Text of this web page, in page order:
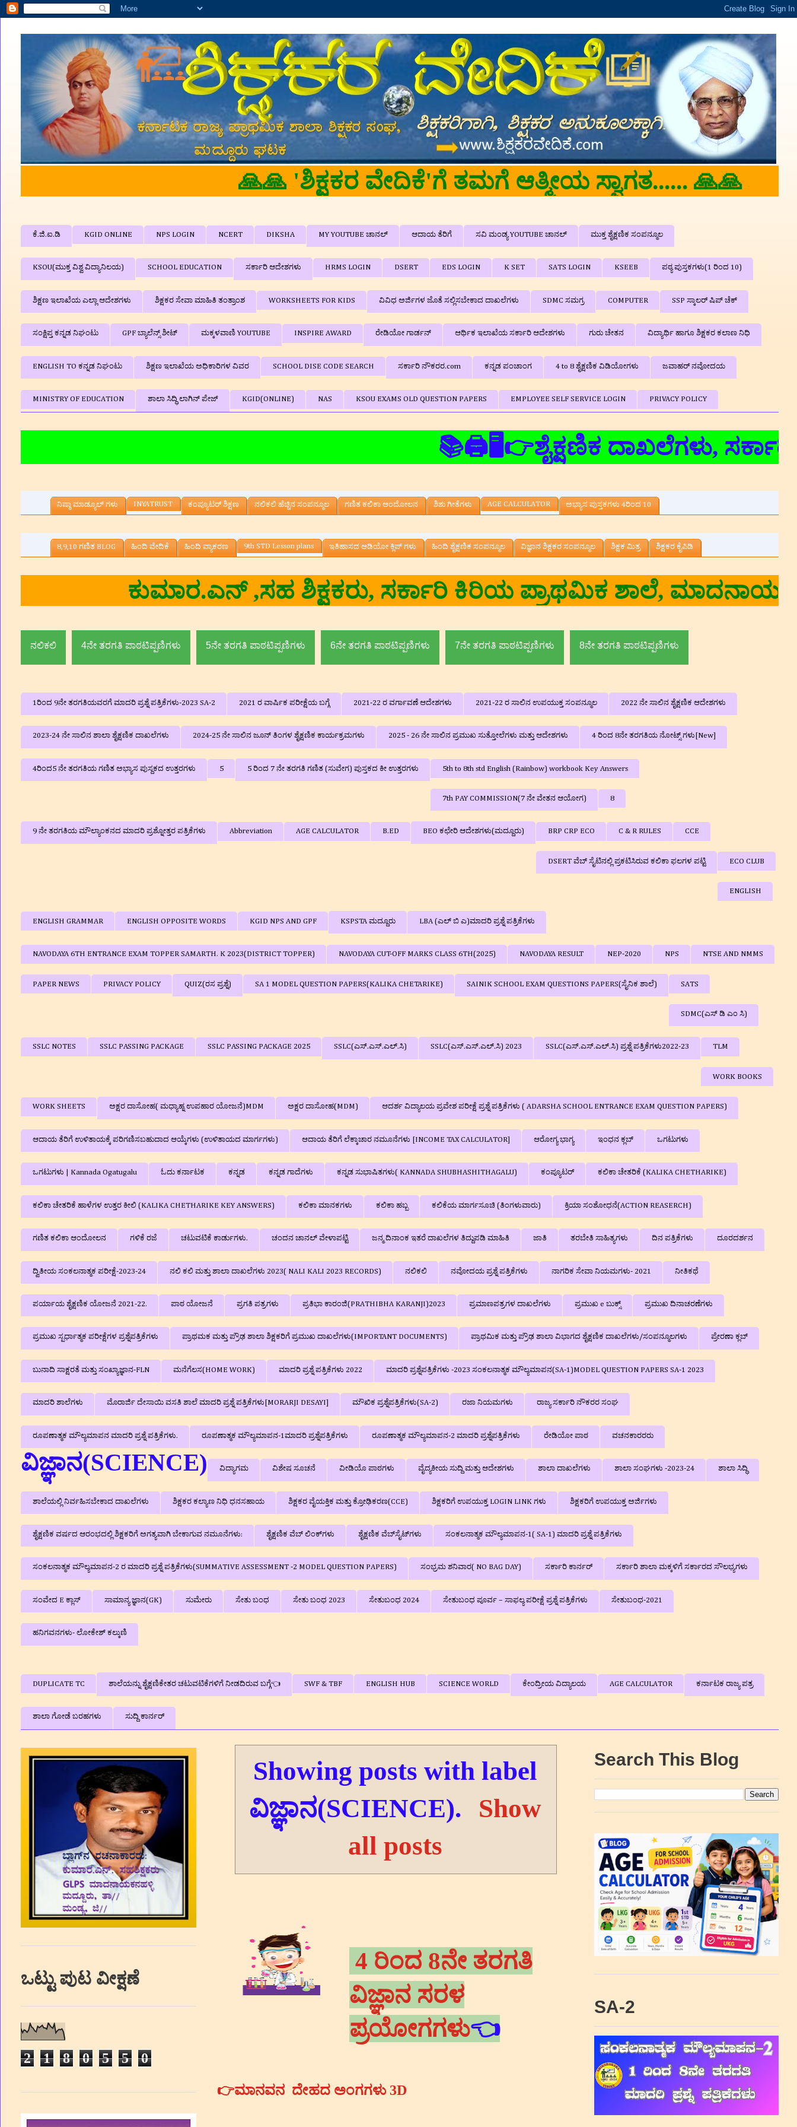
🙏🙏 'ಶಿಕ್ಷಕರ ವೇದಿಕೆ'ಗೆ ತಮಗೆ
ಕೆ.ಜಿ.ಐ.ಡಿ KGID ONLINE NPS LOGIN NCERT DIKSHA MY YOUTUBE ಚಾನಲ್ ಆದಾಯ ತೆರಿಗೆ ಸವಿ ಮಂಡ್ಯ YOUTUBE ಚಾನಲ್ ಮುಕ್ತ ಶೈಕ್ಷಣಿಕ ಸಂಪನ್ಮೂಲ
KSOU(ಮುಕ್ತ ವಿಶ್ವ ವಿದ್ಯಾನಿಲಯ) SCHOOL EDUCATION ಸರ್ಕಾರಿ ಆದೇಶಗಳು HRMS LOGIN DSERT EDS LOGIN K SET SATS LOGIN KSEEB ಪಠ್ಯ ಪುಸ್ತಕಗಳು(1 ರಿಂದ 10)
ಶಿಕ್ಷಣ ಇಲಾಖೆಯ ಎಲ್ಲಾ ಆದೇಶಗಳು ಶಿಕ್ಷಕರ ಸೇವಾ ಮಾಹಿತಿ ತಂತ್ರಾಂಶ WORKSHEETS FOR KIDS ವಿವಿಧ ಅರ್ಜಿಗಳ ಜೊತೆ ಸಲ್ಲಿಸಬೇಕಾದ ದಾಖಲೆಗಳು SDMC ಸಮಗ್ರ COMPUTER SSP ಸ್ಕಾಲರ್ ಷಿಪ್‌ ಚೆಕ್
ಸಂಕ್ಷಿಪ್ತ ಕನ್ನಡ ನಿಘಂಟು GPF ಬ್ಯಾಲೆನ್ಸ್‌ ಶೀಟ್ ಮಕ್ಕಳವಾಣಿ YOUTUBE INSPIRE AWARD ರೇಡಿಯೋ ಗಾರ್ಡನ್ ಆರ್ಥಿಕ ಇಲಾಖೆಯ ಸರ್ಕಾರಿ ಆದೇಶಗಳು ಗುರು ಚೇತನ ವಿದ್ಯಾರ್ಥಿ ಹಾಗೂ ಶಿಕ್ಷಕರ ಕಲಾಣ ನಿಧಿ
ENGLISH TO ಕನ್ನಡ ನಿಘಂಟು ಶಿಕ್ಷಣ ಇಲಾಖೆಯ ಅಧಿಕಾರಿಗಳ ವಿವರ SCHOOL DISE CODE SEARCH ಸರ್ಕಾರಿ ನೌಕರರ.com ಕನ್ನಡ ಪಂಚಾಂಗ 4 to 8 ಶೈಕ್ಷಣಿಕ ವಿಡಿಯೋಗಳು ಜವಾಹರ್ ನವೋದಯ
MINISTRY OF EDUCATION ಶಾಲಾ ಸಿದ್ಧಿ ಲಾಗಿನ್‌ ಪೇಜ್ KGID(ONLINE) NAS KSOU EXAMS OLD QUESTION PAPERS EMPLOYEE SELF SERVICE LOGIN PRIVACY POLICY
📚🖨🖥👉ಶೈಕ್ಷಣಿಕ ದಾಖಲೆಗಳು, ಸರ್ಕಾರಿ
ನಿಷ್ಠಾ ಮಾಡ್ಯೂಲ್ ಗಳು INYATRUST ಕಂಪ್ಯೂಟರ್‌ ಶಿಕ್ಷಣ ನಲಿಕಲಿ ಹೆಚ್ಚಿನ ಸಂಪನ್ಮೂಲ ಗಣಿತ ಕಲಿಕಾ ಆಂದೋಲನ ಶಿಶು ಗೀತೆಗಳು AGE CALCULATOR ಅಭ್ಯಾಸ ಪುಸ್ತಕಗಳು 4ರಿಂದ 10
8,9,10 ಗಣಿತ BLOG ಹಿಂದಿ ವೇದಿಕೆ ಹಿಂದಿ ವ್ಯಾಕರಣ 9th STD Lesson plans ಇತಿಹಾಸದ ಆಡಿಯೋ ಕ್ಲಿಪ್ ಗಳು ಹಿಂದಿ ಶೈಕ್ಷಣಿಕ ಸಂಪನ್ಮೂಲ ವಿಜ್ಞಾನ ಶಿಕ್ಷಕರ ಸಂಪನ್ಮೂಲ ಶಿಕ್ಷಕ ಮಿತ್ರ ಶಿಕ್ಷಕರ ಕೈಪಿಡಿ
ಕುಮಾರ.ಎನ್‌ ,ಸಹ ಶಿಕ್ಷಕರು, ಸರ್ಕಾರಿ ಕಿರಿಯ
ನಲಿಕಲಿ 4ನೇ ತರಗತಿ ಪಾಠಟಿಪ್ಪಣಿಗಳು 5ನೇ ತರಗತಿ ಪಾಠಟಿಪ್ಪಣಿಗಳು 6ನೇ ತರಗತಿ ಪಾಠಟಿಪ್ಪಣಿಗಳು 7ನೇ ತರಗತಿ ಪಾಠಟಿಪ್ಪಣಿಗಳು 8ನೇ ತರಗತಿ ಪಾಠಟಿಪ್ಪಣಿಗಳು
1ರಿಂದ 9ನೇ ತರಗತಿಯವರಗೆ ಮಾದರಿ ಪ್ರಶ್ನೆ ಪತ್ರಿಕೆಗಳು-2023 SA-2 2021 ರ ವಾರ್ಷಿಕ ಪರೀಕ್ಷೆಯ ಬಗ್ಗೆ 2021-22 ರ ವರ್ಗಾವಣೆ ಆದೇಶಗಳು 2021-22 ರ ಸಾಲಿನ ಉಪಯುಕ್ತ ಸಂಪನ್ಮೂಲ 2022 ನೇ ಸಾಲಿನ ಶೈಕ್ಷಣಿಕ ಆದೇಶಗಳು
2023-24 ನೇ ಸಾಲಿನ ಶಾಲಾ ಶೈಕ್ಷಣಿಕ ದಾಖಲೆಗಳು 2024-25 ನೇ ಸಾಲಿನ ಜೂನ್‌ ತಿಂಗಳ ಶೈಕ್ಷಣಿಕ ಕಾರ್ಯಕ್ರಮಗಳು 2025 - 26 ನೇ ಸಾಲಿನ ಪ್ರಮುಖ ಸುತ್ತೋಲೆಗಳು ಮತ್ತು ಆದೇಶಗಳು 4 ರಿಂದ 8ನೇ ತರಗತಿಯ ನೋಟ್ಸ್ ಗಳು[New]
4ರಿಂದ5 ನೇ ತರಗತಿಯ ಗಣಿತ ಅಭ್ಯಾಸ ಪುಸ್ದಕದ ಉತ್ತರಗಳು 5 5 ರಿಂದ 7 ನೇ ತರಗತಿ ಗಣಿತ (ಸುವೇಗ) ಪುಸ್ತಕದ ಕೀ ಉತ್ತರಗಳು 5th to 8th std English (Rainbow) workbook Key Answers
7th PAY COMMISSION(7 ನೇ ವೇತನ ಆಯೋಗ) 8
9 ನೇ ತರಗತಿಯ ಮೌಲ್ಯಾಂಕನದ ಮಾದರಿ ಪ್ರಶ್ನೋತ್ತರ ಪತ್ರಿಕೆಗಳು Abbreviation AGE CALCULATOR B.ED BEO ಕಛೇರಿ ಆದೇಶಗಳು(ಮದ್ದೂರು) BRP CRP ECO C & R RULES CCE
DSERT ವೆಬ್ ಸೈಟಿನಲ್ಲಿ ಪ್ರಕಟಿಸಿರುವ ಕಲಿಕಾ ಫಲಗಳ ಪಟ್ಟಿ ECO CLUB
ENGLISH
ENGLISH GRAMMAR ENGLISH OPPOSITE WORDS KGID NPS AND GPF KSPSTA ಮದ್ದೂರು LBA (ಎಲ್ ಬಿ ಎ)ಮಾದರಿ ಪ್ರಶ್ನೆ ಪತ್ರಿಕೆಗಳು
NAVODAYA 6TH ENTRANCE EXAM TOPPER SAMARTH. K 2023(DISTRICT TOPPER) NAVODAYA CUT-OFF MARKS CLASS 6TH(2025) NAVODAYA RESULT NEP-2020 NPS NTSE AND NMMS
PAPER NEWS PRIVACY POLICY QUIZ(ರಸ ಪ್ರಶ್ನೆ) SA 1 MODEL QUESTION PAPERS(KALIKA CHETARIKE) SAINIK SCHOOL EXAM QUESTIONS PAPERS(ಸೈನಿಕ ಶಾಲೆ) SATS
SDMC(ಎಸ್ ಡಿ ಎಂ ಸಿ)
SSLC NOTES SSLC PASSING PACKAGE SSLC PASSING PACKAGE 2025 SSLC(ಎಸ್.ಎಸ್.ಎಲ್.ಸಿ) SSLC(ಎಸ್.ಎಸ್.ಎಲ್.ಸಿ) 2023 SSLC(ಎಸ್.ಎಸ್.ಎಲ್.ಸಿ) ಪ್ರಶ್ನೆ ಪತ್ರಿಕೆಗಳು2022-23 TLM
WORK BOOKS
WORK SHEETS ಅಕ್ಷರ ದಾಸೋಹ( ಮಧ್ಯಾಹ್ನ ಉಪಹಾರ ಯೋಜನೆ)MDM ಅಕ್ಷರ ದಾಸೋಹ(MDM) ಆದರ್ಶ ವಿದ್ಯಾಲಯ ಪ್ರವೇಶ ಪರೀಕ್ಷೆ ಪ್ರಶ್ನೆ ಪತ್ರಿಕೆಗಳು ( ADARSHA SCHOOL ENTRANCE EXAM QUESTION PAPERS)
ಆದಾಯ ತೆರಿಗೆ ಉಳಿತಾಯಕ್ಕೆ ಪರಿಗಣಿಸಬಹುದಾದ ಆಯ್ಕೆಗಳು (ಉಳಿತಾಯದ ಮಾರ್ಗಗಳು) ಆದಾಯ ತೆರಿಗೆ ಲೆಕ್ಕಾಚಾರ ನಮೂನೆಗಳು [INCOME TAX CALCULATOR] ಆರೋಗ್ಯ ಭಾಗ್ಯ ಇಂಧನ ಕ್ಲಬ್‌ ಒಗಟುಗಳು
ಒಗಟುಗಳು | Kannada Ogatugalu ಓದು ಕರ್ನಾಟಕ ಕನ್ನಡ ಕನ್ನಡ ಗಾದೆಗಳು ಕನ್ನಡ ಸುಭಾಷಿತಗಳು( KANNADA SHUBHASHITHAGALU) ಕಂಪ್ಯೂಟರ್ ಕಲಿಕಾ ಚೇತರಿಕೆ (KALIKA CHETHARIKE)
ಕಲಿಕಾ ಚೇತರಿಕೆ ಹಾಳೆಗಳ ಉತ್ತರ ಕೀಲಿ (KALIKA CHETHARIKE KEY ANSWERS) ಕಲಿಕಾ ಮಾನಕಗಳು ಕಲಿಕಾ ಹಬ್ಬ ಕಲಿಕೆಯ ಮಾರ್ಗಸೂಚಿ (ತಿಂಗಳುವಾರು) ಕ್ರಿಯಾ ಸಂಶೋಧನೆ(ACTION REASERCH)
ಗಣಿತ ಕಲಿಕಾ ಆಂದೋಲನ ಗಳಿಕೆ ರಜೆ ಚಟುವಟಿಕೆ ಕಾರ್ಡುಗಳು. ಚಂದನ ಚಾನಲ್‌ ವೇಳಾಪಟ್ಟಿ ಜನ್ಮ ದಿನಾಂಕ ಇತರೆ ದಾಖಲೆಗಳ ತಿದ್ದುಪಡಿ ಮಾಹಿತಿ ಜಾತಿ ತರಬೇತಿ ಸಾಹಿತ್ಯಗಳು ದಿನ ಪತ್ರಿಕೆಗಳು ದೂರದರ್ಶನ
ದ್ವಿತೀಯ ಸಂಕಲನಾತ್ಮಕ ಪರೀಕ್ಷೆ-2023-24 ನಲಿ ಕಲಿ ಮತ್ತು ಶಾಲಾ ದಾಖಲೆಗಳು 2023( NALI KALI 2023 RECORDS) ನಲಿಕಲಿ ನವೋದಯ ಪ್ರಶ್ನೆ ಪತ್ರಿಕೆಗಳು ನಾಗರಿಕ ಸೇವಾ ನಿಯಮಗಳು- 2021 ನೀತಿಕಥೆ
ಪರ್ಯಾಯ ಶೈಕ್ಷಣಿಕ ಯೋಜನೆ 2021-22. ಪಾಠ ಯೋಜನೆ ಪ್ರಗತಿ ಪತ್ರಗಳು ಪ್ರತಿಭಾ ಕಾರಂಜಿ(PRATHIBHA KARANJI)2023 ಪ್ರಮಾಣಪತ್ರಗಳ ದಾಖಲೆಗಳು ಪ್ರಮುಖ e ಬುಕ್ಸ್ ಪ್ರಮುಖ ದಿನಾಚರಣೆಗಳು
ಪ್ರಮುಖ ಸ್ಪರ್ಧಾತ್ಮಕ ಪರೀಕ್ಷೆಗಳ ಪ್ರಶ್ನೆಪತ್ರಿಕೆಗಳು ಪ್ರಾಥಮಕ ಮತ್ತು ಪ್ರೌಢ ಶಾಲಾ ಶಿಕ್ಷಕರಿಗೆ ಪ್ರಮುಖ ದಾಖಲೆಗಳು(IMPORTANT DOCUMENTS) ಪ್ರಾಥಮಿಕ ಮತ್ತು ಪ್ರೌಢ ಶಾಲಾ ವಿಭಾಗದ ಶೈಕ್ಷಣಿಕ ದಾಖಲೆಗಳು/ಸಂಪನ್ಮೂಲಗಳು ಪ್ರೇರಣಾ ಕ್ಲಬ್
ಬುನಾದಿ ಸಾಕ್ಷರತೆ ಮತ್ತು ಸಂಖ್ಯಾಜ್ಞಾನ-FLN ಮನೆಗೆಲಸ(HOME WORK) ಮಾದರಿ ಪ್ರಶ್ನೆ ಪತ್ರಿಕೆಗಳು 2022 ಮಾದರಿ ಪ್ರಶ್ನೆಪತ್ರಿಕೆಗಳು -2023 ಸಂಕಲನಾತ್ಮಕ ಮೌಲ್ಯಮಾಪನ(SA-1)MODEL QUESTION PAPERS SA-1 2023
ಮಾದರಿ ಶಾಲೆಗಳು ಮೊರಾರ್ಜಿ ದೇಸಾಯಿ ವಸತಿ ಶಾಲೆ ಮಾದರಿ ಪ್ರಶ್ನೆ ಪತ್ರಿಕೆಗಳು[MORARJI DESAYI] ಮೌಖಿಕ ಪ್ರಶ್ನೆಪತ್ರಿಕೆಗಳು(SA-2) ರಜಾ ನಿಯಮಗಳು ರಾಜ್ಯ ಸರ್ಕಾರಿ ನೌಕರರ ಸಂಘ
ರೂಪಣಾತ್ಮಕ ಮೌಲ್ಯಮಾಪನ ಮಾದರಿ ಪ್ರಶ್ನೆ ಪತ್ರಿಕೆಗಳು. ರೂಪಣಾತ್ಮಕ ಮೌಲ್ಯಮಾಪನ-1ಮಾದರಿ ಪ್ರಶ್ನೆಪತ್ರಿಕೆಗಳು ರೂಪಣಾತ್ಮಕ ಮೌಲ್ಯಮಾಪನ-2 ಮಾದರಿ ಪ್ರಶ್ನೆಪತ್ರಿಕೆಗಳು ರೇಡಿಯೋ ಪಾಠ ವಚನಕಾರರರು
ವಿಜ್ಞಾನ(SCIENCE) ವಿದ್ಯಾಗಮ ವಿಶೇಷ ಸೂಚನೆ ವೀಡಿಯೊ ಪಾಠಗಳು ವೈದ್ಯಕೀಯ ಸುದ್ದಿ ಮತ್ತು ಆದೇಶಗಳು ಶಾಲಾ ದಾಖಲೆಗಳು ಶಾಲಾ ಸಂಘಗಳು -2023-24 ಶಾಲಾ ಸಿದ್ಧಿ
ಶಾಲೆಯಲ್ಲಿ ನಿರ್ವಹಿಸಬೇಕಾದ ದಾಖಲೆಗಳು ಶಿಕ್ಷಕರ ಕಲ್ಯಾಣ ನಿಧಿ ಧನಸಹಾಯ ಶಿಕ್ಷಕರ ವೈಯಕ್ತಿಕ ಮತ್ತು ಕ್ರೋಢಿಕರಣ(CCE) ಶಿಕ್ಷಕರಿಗೆ ಉಪಯುಕ್ತ LOGIN LINK ಗಳು ಶಿಕ್ಷಕರಿಗೆ ಉಪಯುಕ್ತ ಅರ್ಜಿಗಳು
ಶೈಕ್ಷಣಿಕ ವರ್ಷದ ಆರಂಭದಲ್ಲಿ ಶಿಕ್ಷಕರಿಗೆ ಅಗತ್ಯವಾಗಿ ಬೇಕಾಗುವ ನಮೂನೆಗಳು: ಶೈಕ್ಷಣಿಕ ವೆಬ್‌ ಲಿಂಕ್‌ಗಳು ಶೈಕ್ಷಣಿಕ ವೆಬ್‌ಸೈಟ್‌ಗಳು ಸಂಕಲನಾತ್ಮಕ ಮೌಲ್ಯಮಾಪನ-1( SA-1) ಮಾದರಿ ಪ್ರಶ್ನೆ ಪತ್ರಿಕೆಗಳು
ಸಂಕಲನಾತ್ಮಕ ಮೌಲ್ಯಮಾಪನ-2 ರ ಮಾದರಿ ಪ್ರಶ್ನೆ ಪತ್ರಿಕೆಗಳು(SUMMATIVE ASSESSMENT -2 MODEL QUESTION PAPERS) ಸಂಭ್ರಮ ಶನಿವಾರ( NO BAG DAY) ಸರ್ಕಾರಿ ಕಾರ್ನರ್ ಸರ್ಕಾರಿ ಶಾಲಾ ಮಕ್ಕಳಿಗೆ ಸರ್ಕಾರದ ಸೌಲಭ್ಯಗಳು
ಸಂವೇದ E ಕ್ಲಾಸ್ ಸಾಮಾನ್ಯ ಜ್ಞಾನ(GK) ಸುಮೇರು ಸೇತು ಬಂಧ ಸೇತು ಬಂಧ 2023 ಸೇತುಬಂಧ 2024 ಸೇತುಬಂಧ ಪೂರ್ವ – ಸಾಫಲ್ಯ ಪರೀಕ್ಷೆ ಪ್ರಶ್ನೆ ಪತ್ರಿಕೆಗಳು ಸೇತುಬಂಧ-2021
ಹನಿಗವನಗಳು- ಲೋಕೇಶ್ ಕಲ್ಕುಣಿ
DUPLICATE TC ಶಾಲೆಯನ್ನು ಶೈಕ್ಷಣಿಕೇತರ ಚಟುವಟಿಕೆಗಳಿಗೆ ನೀಡದಿರುವ ಬಗ್ಗೆ👈 SWF & TBF ENGLISH HUB SCIENCE WORLD ಕೇಂದ್ರೀಯ ವಿದ್ಯಾಲಯ AGE CALCULATOR ಕರ್ನಾಟಕ ರಾಜ್ಯ ಪತ್ರ
ಶಾಲಾ ಗೋಡೆ ಬರಹಗಳು ಸುದ್ದಿ ಕಾರ್ನರ್
Showing posts with label
ವಿಜ್ಞಾನ(SCIENCE).
Show
all posts
4 ರಿಂದ 8ನೇ ತರಗತಿ
ವಿಜ್ಞಾನ ಸರಳ
ಪ್ರಯೋಗಗಳು👈
👉ಮಾನವನ ದೇಹದ ಅಂಗಗಳು 3D
ಒಟ್ಟು ಪುಟ ವೀಕ್ಷಣೆ
2 1 8 0 5 5 0
Search This Blog
SA-2